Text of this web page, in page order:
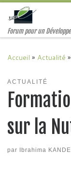
Passer au contenu
Forum pour un
Accueil » Actualité »
ACTUALITÉ
sur la
par Ibrahima KANDE